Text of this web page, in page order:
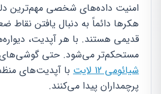
امنیت داده‌های شخصی مهم‌ترین
هکرها دائماً به دنبال یافتن
قدیمی هستند. با هر آپدیت،
مستحکم‌تر می‌شود. حتی گوشی‌های
شیائومی 12 لایت
با آپدیت‌های
پرچمداران پیدا می‌کنند.